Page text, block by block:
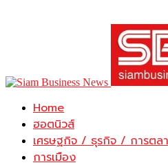
Home
ฮอตนิวส์
เศรษฐกิจ / ธุรกิจ / การตล
การเมือง